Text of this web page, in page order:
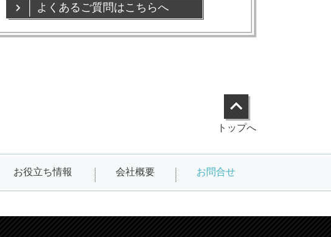
よくあるご質問はこちらへ
トップへ
お役立ち情報 会社概要 お問合せ